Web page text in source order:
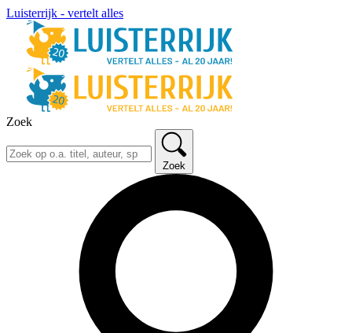
Luisterrijk - vertelt alles
Zoek
Zoek